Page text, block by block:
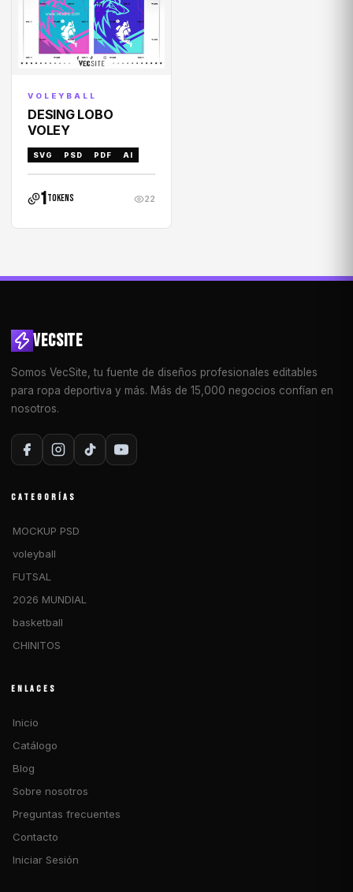
VOLEYBALL
DESING LOBO
VOLEY
SVG PSD PDF AI
1tokens 22
VECSITE
Somos VecSite, tu fuente de diseños profesionales editables
para ropa deportiva y más. Más de 15,000 negocios confían en
nosotros.
CATEGORÍAS
MOCKUP PSD
voleyball
FUTSAL
2026 MUNDIAL
basketball
CHINITOS
ENLACES
Inicio
Catálogo
Blog
Sobre nosotros
Preguntas frecuentes
Contacto
Iniciar Sesión